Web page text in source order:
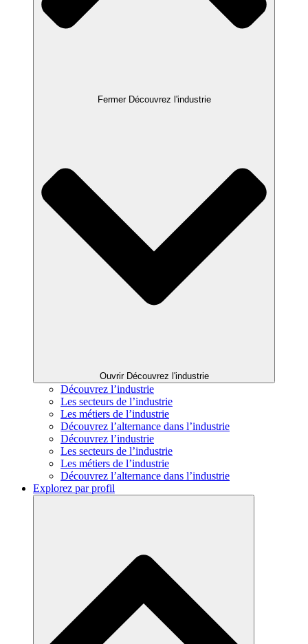
Fermer Découvrez l'industrie
Ouvrir Découvrez l'industrie
Découvrez l’industrie
Les secteurs de l’industrie
Les métiers de l’industrie
Découvrez l’alternance dans l’industrie
Découvrez l’industrie
Les secteurs de l’industrie
Les métiers de l’industrie
Découvrez l’alternance dans l’industrie
Explorez par profil